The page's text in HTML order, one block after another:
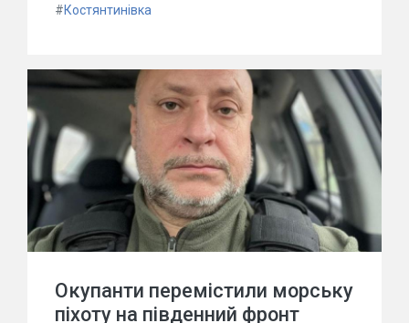
#Костянтинівка
Окупанти перемістили морську
піхоту на південний фронт